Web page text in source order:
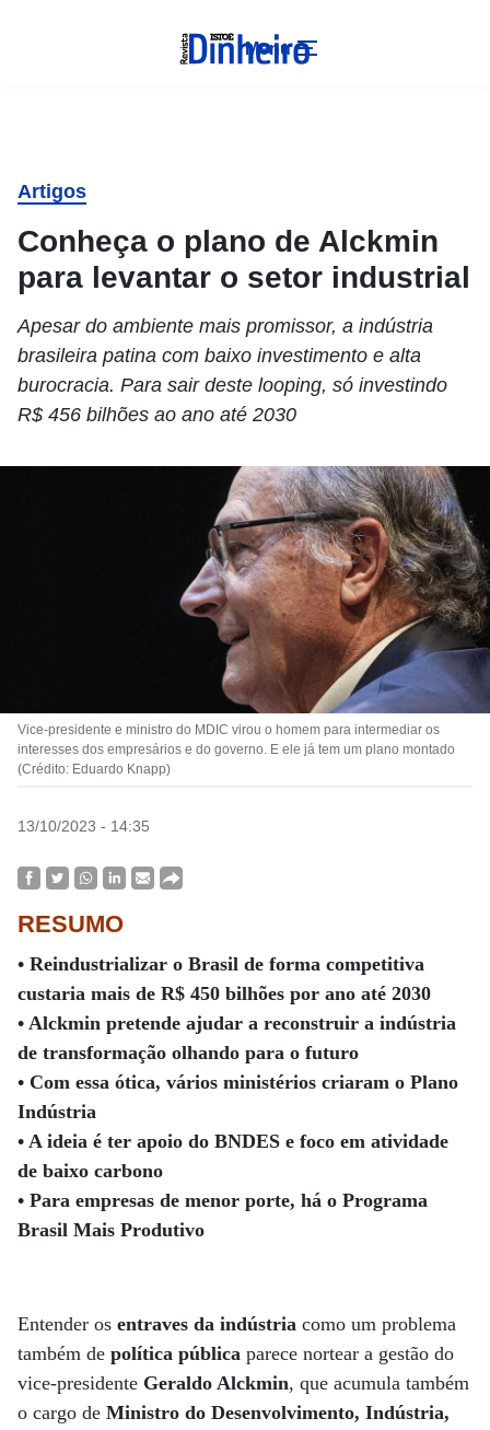
Menu
Artigos
Conheça o plano de Alckmin
para levantar o setor industrial
Apesar do ambiente mais promissor, a indústria
brasileira patina com baixo investimento e alta
burocracia. Para sair deste looping, só investindo
R$ 456 bilhões ao ano até 2030
Vice-presidente e ministro do MDIC virou o homem para intermediar os
interesses dos empresários e do governo. E ele já tem um plano montado
(Crédito: Eduardo Knapp)
13/10/2023 - 14:35
RESUMO
• Reindustrializar o Brasil de forma competitiva
custaria mais de R$ 450 bilhões por ano até 2030
• Alckmin pretende ajudar a reconstruir a indústria
de transformação olhando para o futuro
• Com essa ótica, vários ministérios criaram o Plano
Indústria
• A ideia é ter apoio do BNDES e foco em atividade
de baixo carbono
• Para empresas de menor porte, há o Programa
Brasil Mais Produtivo
Entender os entraves da indústria como um problema
também de política pública parece nortear a gestão do
vice-presidente Geraldo Alckmin, que acumula também
o cargo de Ministro do Desenvolvimento, Indústria,